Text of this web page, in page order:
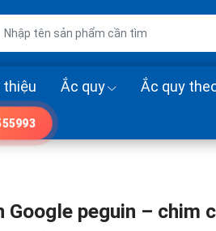
thiệu Ắc quy Ắc quy
Google peguin – chim